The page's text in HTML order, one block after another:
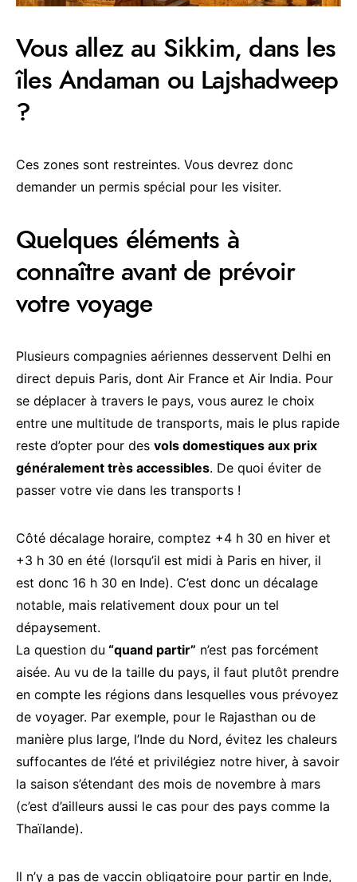
Vous allez au Sikkim, dans les
îles Andaman ou Lajshadweep
?
Ces zones sont restreintes. Vous devrez donc
demander un permis spécial pour les visiter.
Quelques éléments à
connaître avant de prévoir
votre voyage
Plusieurs compagnies aériennes desservent Delhi en
direct depuis Paris, dont Air France et Air India. Pour
se déplacer à travers le pays, vous aurez le choix
entre une multitude de transports, mais le plus rapide
reste d’opter pour des vols domestiques aux prix
généralement très accessibles. De quoi éviter de
passer votre vie dans les transports !
Côté décalage horaire, comptez +4 h 30 en hiver et
+3 h 30 en été (lorsqu’il est midi à Paris en hiver, il
est donc 16 h 30 en Inde). C’est donc un décalage
notable, mais relativement doux pour un tel
dépaysement.
La question du “quand partir” n’est pas forcément
aisée. Au vu de la taille du pays, il faut plutôt prendre
en compte les régions dans lesquelles vous prévoyez
de voyager. Par exemple, pour le Rajasthan ou de
manière plus large, l’Inde du Nord, évitez les chaleurs
suffocantes de l’été et privilégiez notre hiver, à savoir
la saison s’étendant des mois de novembre à mars
(c’est d’ailleurs aussi le cas pour des pays comme la
Thaïlande).
Il n’y a pas de vaccin obligatoire pour partir en Inde,